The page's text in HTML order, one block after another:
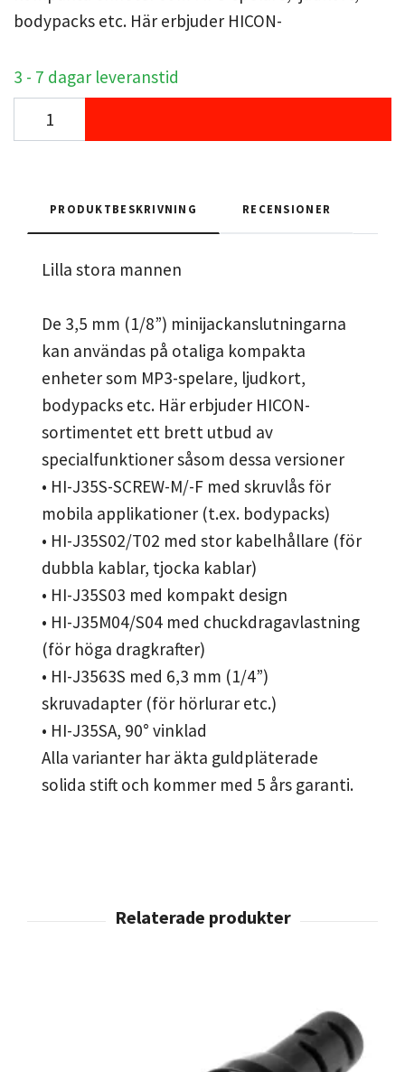
bodypacks etc. Här erbjuder HICON-
3 - 7 dagar leveranstid
PRODUKTBESKRIVNING RECENSIONER
Lilla stora mannen
De 3,5 mm (1/8”) minijackanslutningarna
kan användas på otaliga kompakta
enheter som MP3-spelare, ljudkort,
bodypacks etc. Här erbjuder HICON-
sortimentet ett brett utbud av
specialfunktioner såsom dessa versioner
• HI-J35S-SCREW-M/-F med skruvlås för
mobila applikationer (t.ex. bodypacks)
• HI-J35S02/T02 med stor kabelhållare (för
dubbla kablar, tjocka kablar)
• HI-J35S03 med kompakt design
• HI-J35M04/S04 med chuckdragavlastning
(för höga dragkrafter)
• HI-J3563S med 6,3 mm (1/4”)
skruvadapter (för hörlurar etc.)
• HI-J35SA, 90° vinklad
Alla varianter har äkta guldpläterade
solida stift och kommer med 5 års garanti.